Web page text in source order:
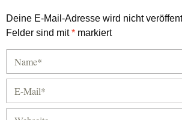
Deine E-Mail-Adresse wird nicht
Felder sind mit* markiert